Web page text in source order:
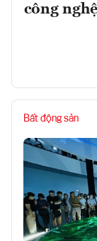
công
Bất động sản